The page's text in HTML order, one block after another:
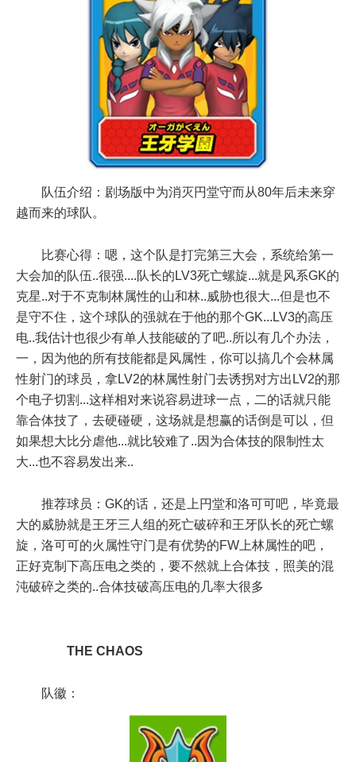
队伍介绍：剧场版中为消灭円堂守而从80年后未来穿
越而来的球队。
比赛心得：嗯，这个队是打完第三大会，系统给第一
大会加的队伍..很强....队长的LV3死亡螺旋...就是风系GK的
克星..对于不克制林属性的山和林..威胁也很大...但是也不
是守不住，这个球队的强就在于他的那个GK...LV3的高压
电..我估计也很少有单人技能破的了吧..所以有几个办法，
一，因为他的所有技能都是风属性，你可以搞几个会林属
性射门的球员，拿LV2的林属性射门去诱拐对方出LV2的那
个电子切割...这样相对来说容易进球一点，二的话就只能
靠合体技了，去硬碰硬，这场就是想赢的话倒是可以，但
如果想大比分虐他...就比较难了..因为合体技的限制性太
大...也不容易发出来..
推荐球员：GK的话，还是上円堂和洛可可吧，毕竟最
大的威胁就是王牙三人组的死亡破碎和王牙队长的死亡螺
旋，洛可可的火属性守门是有优势的FW上林属性的吧，
正好克制下高压电之类的，要不然就上合体技，照美的混
沌破碎之类的..合体技破高压电的几率大很多
THE CHAOS
队徽：